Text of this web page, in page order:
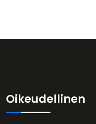
Oikeudellinen